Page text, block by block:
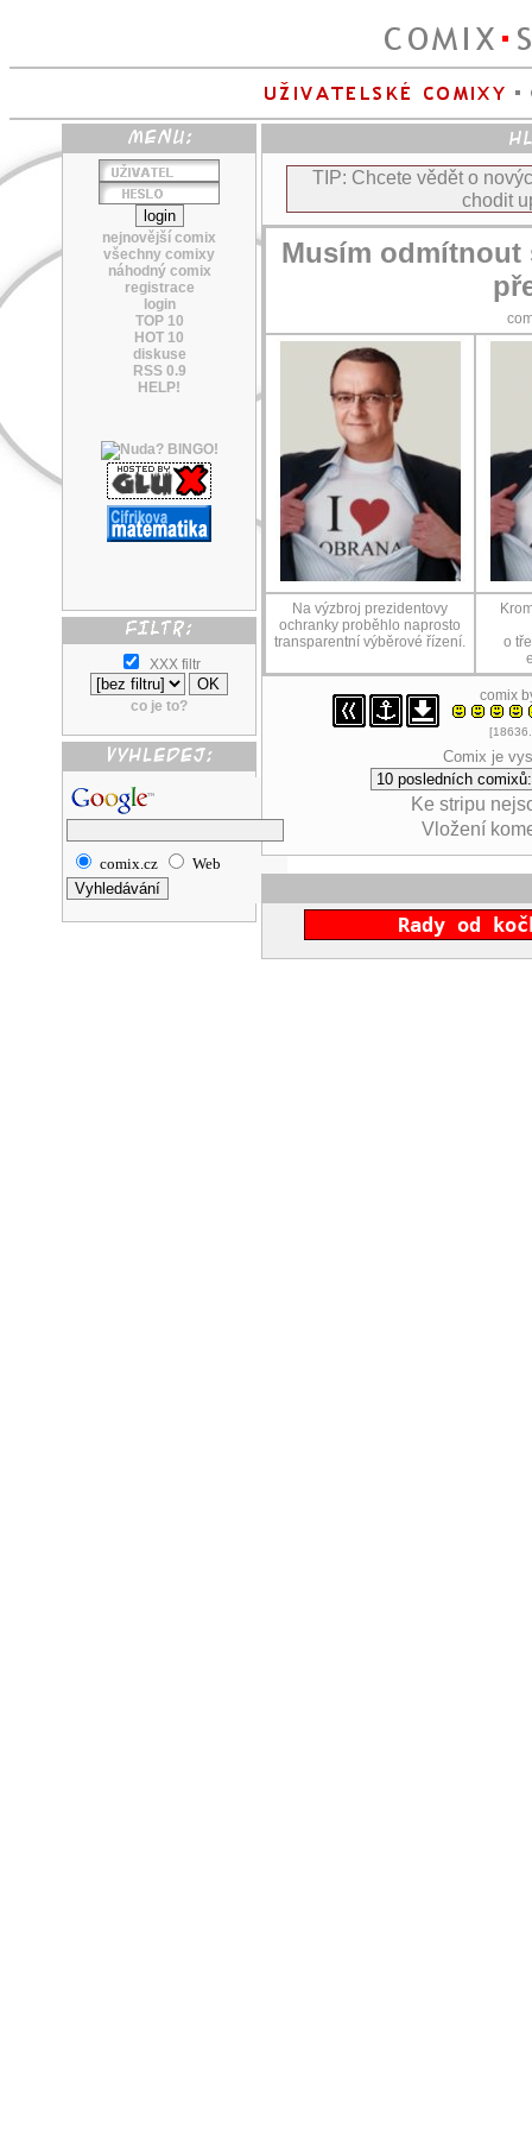
nejnovější comix
všechny comixy
náhodný comix
registrace
login
TOP 10
HOT 10
diskuse
RSS 0.9
HELP!
XXX filtr
co je to?
comix.cz Web
TIP: Chcete vědět o
chodit
Musím odmítnout
Na výzbroj prezidentovy
ochranky proběhlo naprosto
transparentní výběrové řízení.
o
comix
Comix je
Ke stripu
Vložení
Rady od